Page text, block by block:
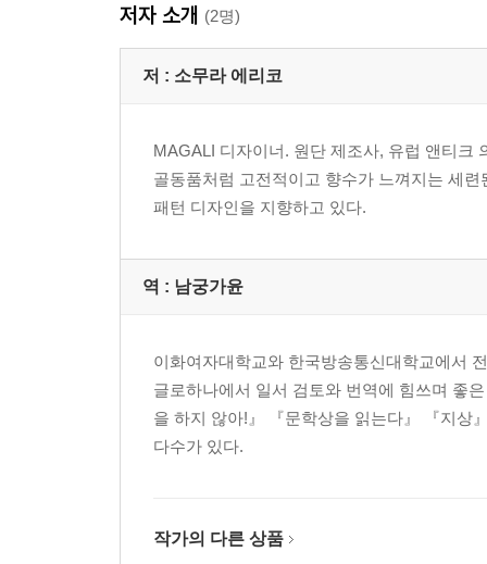
저자 소개 (2명)
저 : 소무라 에리코
MAGALI 디자이너. 원단 제조사, 유럽 앤티크
골동품처럼 고전적이고 향수가 느껴지는 세
패턴 디자인을 지향하고 있다.
역 : 남궁가윤
이화여자대학교와 한국방송통신대학교에서
글로하나에서 일서 검토와 번역에 힘쓰며 좋
을 하지 않아!』 『문학상을 읽는다』 『지상
다수가 있다.
작가의 다른 상품